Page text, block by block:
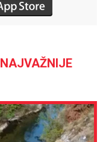
NAJVAŽNIJE